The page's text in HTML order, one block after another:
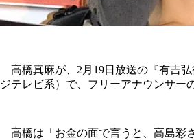
高橋真麻が、2月19日放送の『有吉弘
ジテレビ系）で、フリーアナウンサー
高橋は「お金の面で言うと、高島彩